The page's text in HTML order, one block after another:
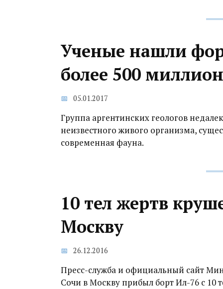
Ученые нашли
более 500
05.01.2017
Группа аргентинских геологов
неизвестного живого организма,
современная фауна.
10 тел жертв
Москву
26.12.2016
Пресс-служба и официальный сайт
Сочи в Москву прибыл борт Ил-76 с 10